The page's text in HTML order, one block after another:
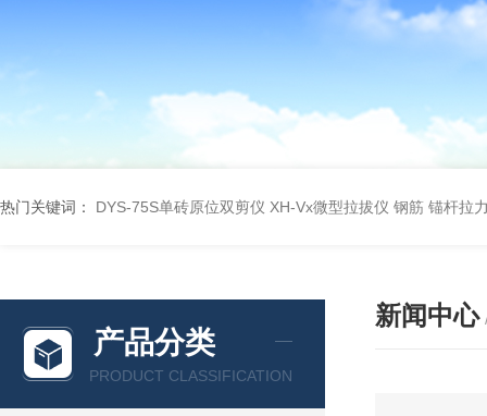
热门关键词： DYS-75S单砖原位双剪仪 XH-Vx微型拉拔仪 钢筋 锚杆拉
产品分类
PRODUCT CLASSIFICATION
新闻中心